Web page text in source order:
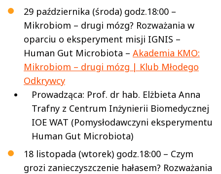
29 października (środa) godz.18:00 –
Mikrobiom – drugi mózg? Rozważania w
oparciu o eksperyment misji IGNIS –
Human Gut Microbiota – Akademia KMO:
Mikrobiom – drugi mózg | Klub Młodego
Odkrywcy
Prowadząca: Prof. dr hab. Elżbieta Anna
Trafny z Centrum Inżynierii Biomedycznej
IOE WAT (Pomysłodawczyni eksperymentu
Human Gut Microbiota)
18 listopada (wtorek) godz.18:00 – Czym
grozi zanieczyszczenie hałasem? Rozważania